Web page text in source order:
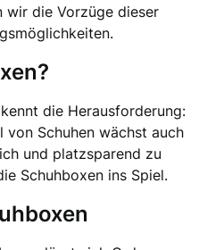
wir die Vorzüge dieser
die Herausforderung:
Schuhen wächst auch
und platzsparend zu
Schuhboxen ins Spiel.